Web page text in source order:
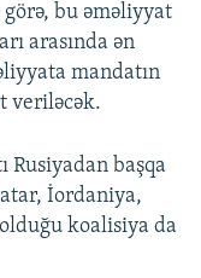
görə, bu əməliyyat
arasında ən
mandatın
veriləcək.
Rusiyadan başqa
İordaniya,
koalisiya da